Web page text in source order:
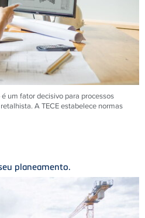
um fator decisivo para processos
A TECE estabelece normas
planeamento.